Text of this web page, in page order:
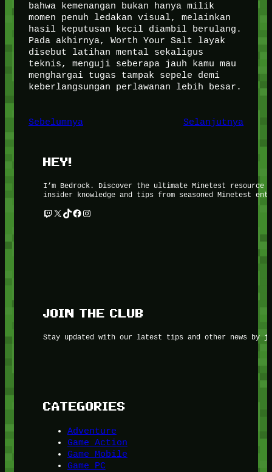
bahwa kemenangan bukan hanya milik
momen penuh ledakan visual, melainkan
hasil keputusan kecil diambil berulang.
Pada akhirnya, Worth Your Salt layak
disebut latihan mental sekaligus
teknis, menguji seberapa jauh kamu mau
menghargai tugas tampak sepele demi
keberlangsungan perlawanan lebih besar.
Sebelumnya Selanjutnya
HEY!
I’m Bedrock. Discover the ultimate Minetest
insider knowledge and tips from seasoned Minetest
Twitch X TikTok Facebook Instagram
JOIN THE CLUB
Stay updated with our latest tips and other news by
CATEGORIES
Adventure
Game Action
Game Mobile
Game PC